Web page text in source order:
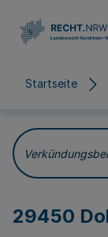
Startseite
29450